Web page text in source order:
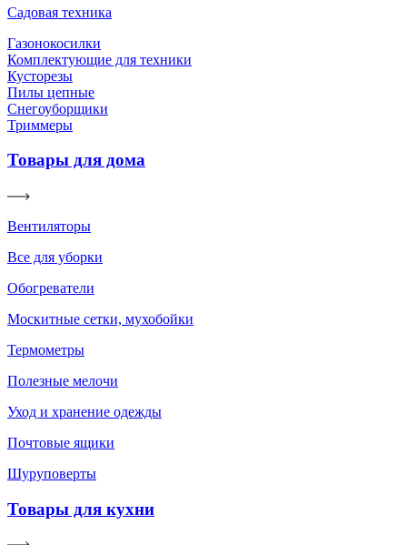
Садовая техника
Газонокосилки
Комплектующие для техники
Кусторезы
Пилы цепные
Снегоуборщики
Триммеры
Товары для дома
Вентиляторы
Все для уборки
Обогреватели
Москитные сетки, мухобойки
Термометры
Полезные мелочи
Уход и хранение одежды
Почтовые ящики
Шуруповерты
Товары для кухни